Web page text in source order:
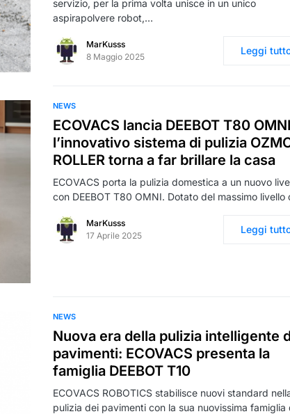
servizio, per la prima volta unisce in un unico
aspirapolvere robot,…
MarKusss
8 Maggio 2025
Leggi
NEWS
ECOVACS lancia DEEBOT T80
l’innovativo sistema di pulizia
ROLLER torna a far brillare la casa
ECOVACS porta la pulizia domestica a un nuovo
con DEEBOT T80 OMNI. Dotato del massimo livello
MarKusss
17 Aprile 2025
Leggi
NEWS
Nuova era della pulizia intelligente
pavimenti: ECOVACS presenta la
famiglia DEEBOT T10
ECOVACS ROBOTICS stabilisce nuovi standard
pulizia dei pavimenti con la sua nuovissima famiglia